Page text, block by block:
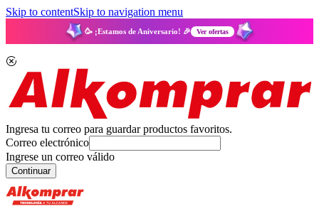
Skip to contentSkip to navigation menu
🥳 ¡Estamos de Aniversario! 🎉 Ver ofertas
Ingresa tu correo para guardar productos favoritos.
Correo electrónico
Ingrese un correo válido
Continuar